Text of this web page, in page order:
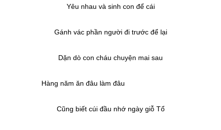
Yêu nhau và sinh con để cái
Gánh vác phần người đi trước để lại
Dặn dò con cháu chuyện mai sau
Hàng năm ăn đâu làm đâu
Cũng biết cúi đầu nhớ ngày giỗ Tổ